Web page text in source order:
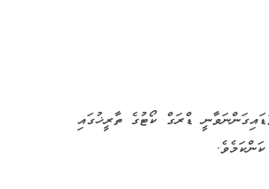
ޑްރަގް ކޯޓުގެ ތާރީޚުގައި